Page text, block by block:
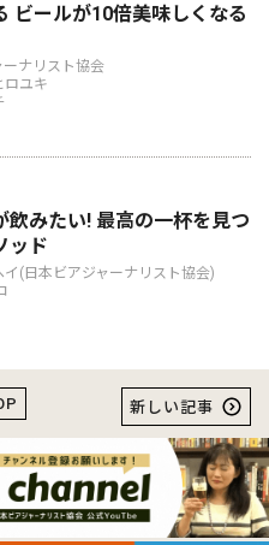
ビールが10倍美味しくなる
ナリスト協会
ロユキ
飲みたい! 最高の一杯を見つ
ッド
(日本ビアジャーナリスト協会)
新しい記事